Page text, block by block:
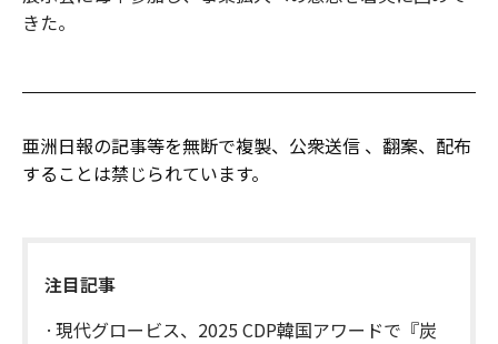
きた。
亜洲日報の記事等を無断で複製、公衆送信 、翻案、配布
することは禁じられています。
注目記事
現代グロービス、2025 CDP韓国アワードで『炭